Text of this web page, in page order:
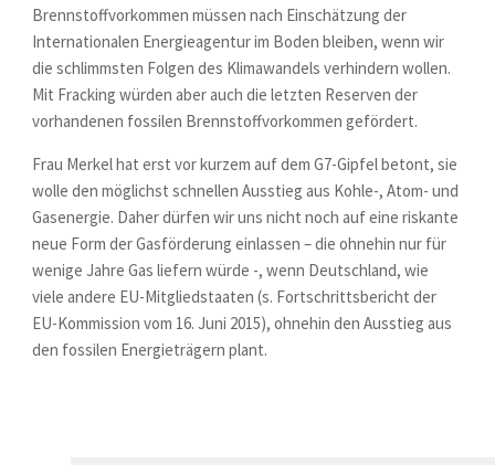
Brennstoffvorkommen müssen nach Einschätzung der
Internationalen Energieagentur im Boden bleiben, wenn wir
die schlimmsten Folgen des Klimawandels verhindern wollen.
Mit Fracking würden aber auch die letzten Reserven der
vorhandenen fossilen Brennstoffvorkommen gefördert.
Frau Merkel hat erst vor kurzem auf dem G7-Gipfel betont, sie
wolle den möglichst schnellen Ausstieg aus Kohle-, Atom- und
Gasenergie. Daher dürfen wir uns nicht noch auf eine riskante
neue Form der Gasförderung einlassen – die ohnehin nur für
wenige Jahre Gas liefern würde -, wenn Deutschland, wie
viele andere EU-Mitgliedstaaten (s. Fortschrittsbericht der
EU-Kommission vom 16. Juni 2015), ohnehin den Ausstieg aus
den fossilen Energieträgern plant.